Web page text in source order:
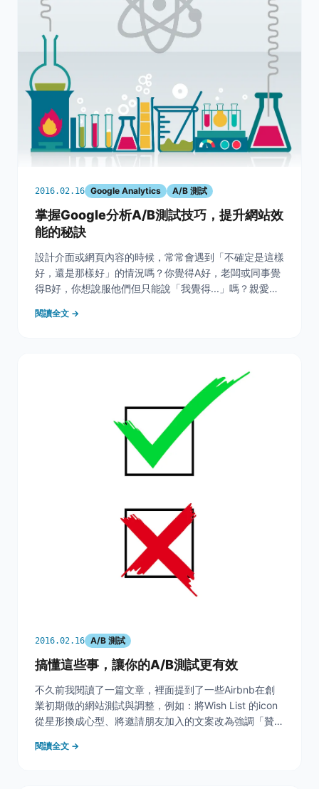
2016.02.16 Google Analytics A/B 測試
掌握Google分析A/B測試技巧，提升網站效
能的秘訣
設計介面或網頁內容的時候，常常會遇到「不確定是這樣
好，還是那樣好」的情況嗎？你覺得A好，老闆或同事覺
得B好，你想說服他們但只能說「我覺得...」嗎？親愛
不只提供了網站績效追蹤的功能，其實他還有個神奇的
閱讀全文 →
2016.02.16 A/B 測試
搞懂這些事，讓你的A/B測試更有效
不久前我閱讀了一篇文章，裡面提到了一些Airbnb在創
業初期做的網站測試與調整，例如：將Wish List 的icon
從星形換成心型、將邀請朋友加入的文案改為強調「贊助
率。 &nbsp; 圖片來源 &nbsp; &nbsp; 想做出最吸引使
閱讀全文 →